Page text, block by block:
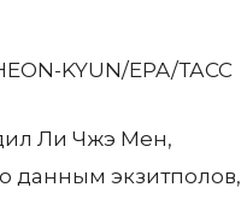
KYUN/EPA/ТАСС
Ли Чжэ Мен,
данным экзитполов,